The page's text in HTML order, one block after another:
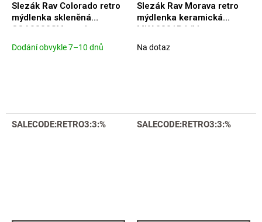
Slezák Rav Colorado retro
mýdlenka skleněná
COA0300SM stará mosaz
Dodání obvykle 7–10 dnů
Slezák Rav Morava retro
mýdlenka keramická
MKA0301B bílá
Na dotaz
SALECODE:RETRO3:3:% SALECODE:RETRO3:3:%